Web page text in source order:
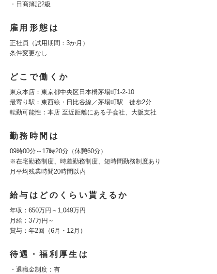
・日商簿記2級
雇用形態は
正社員（試用期間：3か月）
条件変更なし
どこで働くか
東京本店：東京都中央区日本橋茅場町1-2-10
最寄り駅：東西線・日比谷線／茅場町駅 徒歩2分
転勤可能性：本店 至近距離にある子会社、大阪支社
勤務時間は
09時00分～17時20分（休憩60分）
※在宅勤務制度、時差勤務制度、短時間勤務制度あり
月平均残業時間20時間以内
給与はどのくらい貰えるか
年収：650万円～1,049万円
月給：37万円～
賞与：年2回（6月・12月）
待遇・福利厚生は
・退職金制度：有